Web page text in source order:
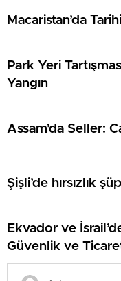
Macaristan’da
Park Yeri
Yangın
Assam’da Seller:
Şişli’de hırsızlık
Ekvador ve
Güvenlik ve